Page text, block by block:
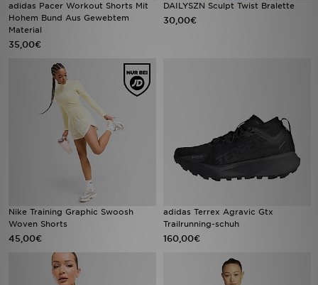
adidas Pacer Workout Shorts Mit
Hohem Bund Aus Gewebtem
Material
35,00€
DAILYSZN Sculpt Twist Bralette
30,00€
Nike Training Graphic Swoosh
Woven Shorts
45,00€
adidas Terrex Agravic Gtx
Trailrunning-schuh
160,00€